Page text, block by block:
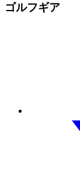
ゴルフギア